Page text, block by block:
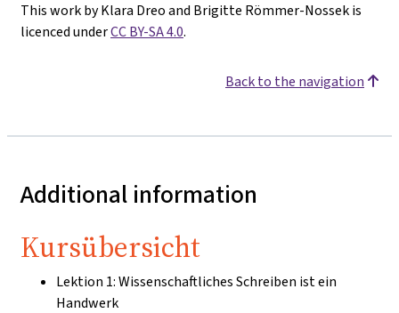
This work by Klara Dreo and Brigitte Römmer-Nossek is
licenced underCC BY-SA 4.0.
Back to the navigation
Additional information
Kursübersicht
Lektion 1: Wissenschaftliches Schreiben ist ein
Handwerk